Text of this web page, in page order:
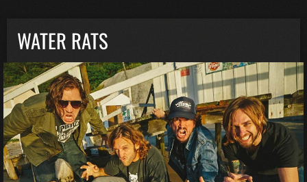
WATER RATS